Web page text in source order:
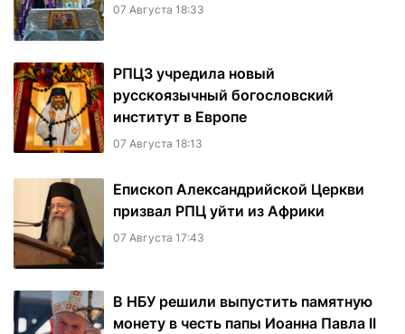
07 Августа 18:33
РПЦЗ учредила новый
русскоязычный богословский
институт в Европе
07 Августа 18:13
Епископ Александрийской Церкви
призвал РПЦ уйти из Африки
07 Августа 17:43
В НБУ решили выпустить памятную
монету в честь папы Иоанна Павла II